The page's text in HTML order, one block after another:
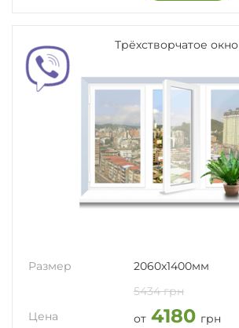
Трёхстворчатое окно
Размер
2060x1400мм
5434 грн
Цена
от 4180 грн